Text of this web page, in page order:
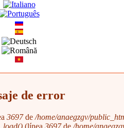
de error
3697de /home/anaegzgv/
(línea 3697de /home/